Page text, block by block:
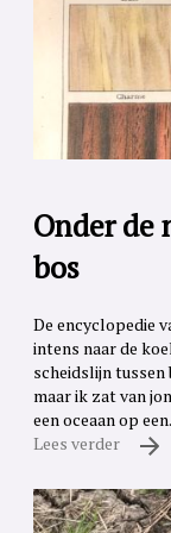
Onder de
bos
De encyclopedie
intens naar de
scheidslijn tussen
maar ik zat van
een oceaan op
Lees verder